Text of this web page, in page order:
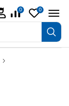
0 0